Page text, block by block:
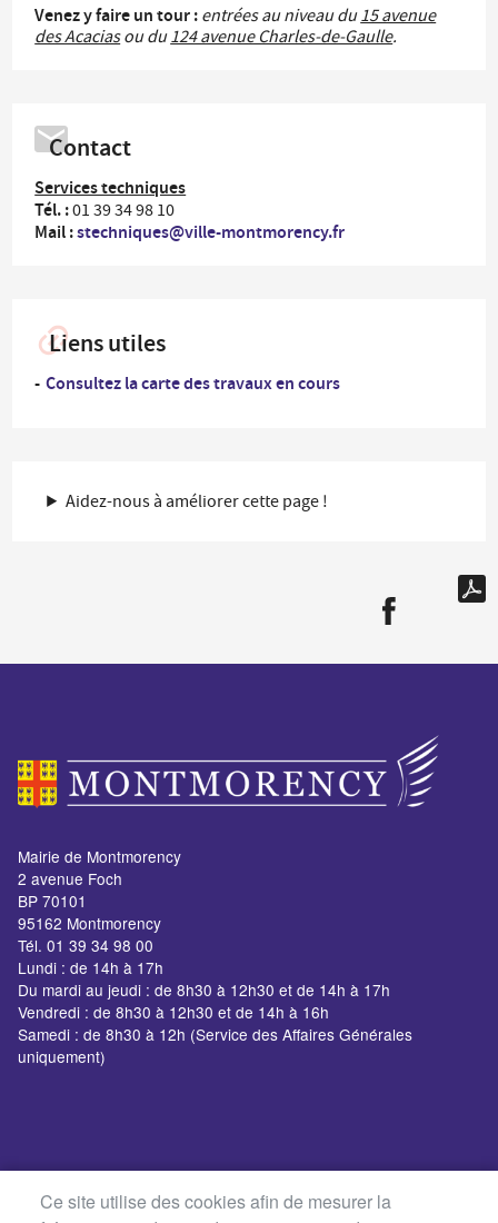
Venez y faire un tour : entrées au niveau du15 avenue
des Acaciasou du124 avenue Charles-de-Gaulle.
Contact
Services techniques
Tél. :01 39 34 98 10
Mail :stechniques@ville-montmorency.fr
Liens utiles
Consultez la carte des travaux en cours
Aidez-nous à améliorer cette page !
Mairie de Montmorency
2 avenue Foch
BP 70101
95162 Montmorency
Tél. 01 39 34 98 00
Lundi : de 14h à 17h
Du mardi au jeudi : de 8h30 à 12h30 et de 14h à 17h
Vendredi : de 8h30 à 12h30 et de 14h à 16h
Samedi : de 8h30 à 12h (Service des Affaires Générales
uniquement)
Ce site utilise des cookies afin de mesurer la